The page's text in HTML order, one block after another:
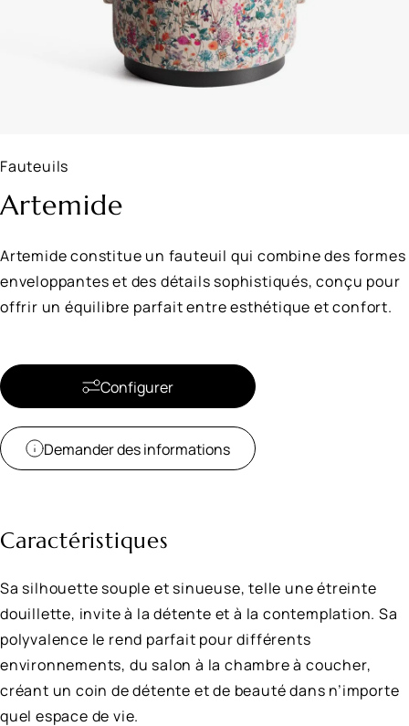
Fauteuils
Artemide
Artemide constitue un fauteuil qui combine des formes
enveloppantes et des détails sophistiqués, conçu pour
offrir un équilibre parfait entre esthétique et confort.
Configurer
Demander des informations
Caractéristiques
Sa silhouette souple et sinueuse, telle une étreinte
douillette, invite à la détente et à la contemplation. Sa
polyvalence le rend parfait pour différents
environnements, du salon à la chambre à coucher,
créant un coin de détente et de beauté dans n’importe
quel espace de vie.